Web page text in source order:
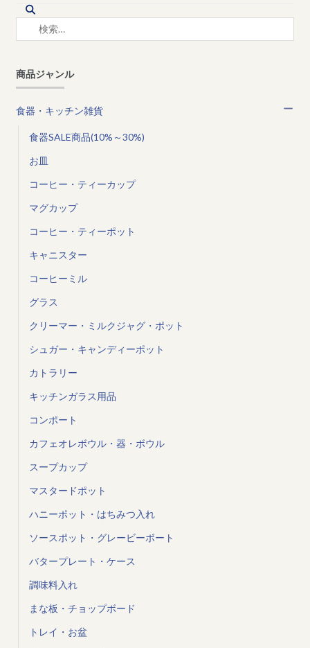
索:
商品ジャンル
食器・キッチン雑貨
食器SALE商品(10%～30%)
お皿
コーヒー・ティーカップ
マグカップ
コーヒー・ティーポット
キャニスター
コーヒーミル
グラス
クリーマー・ミルクジャグ・ポット
シュガー・キャンディーポット
カトラリー
キッチンガラス用品
コンポート
カフェオレボウル・器・ボウル
スープカップ
マスタードポット
ハニーポット・はちみつ入れ
ソースポット・グレービーボート
バタープレート・ケース
調味料入れ
まな板・チョップボード
トレイ・お盆